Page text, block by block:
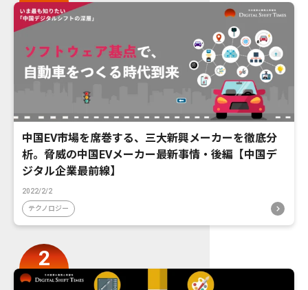
中国EV市場を席巻する、三大新興メーカーを徹底分
析。脅威の中国EVメーカー最新事情・後編【中国デ
ジタル企業最前線】
2022/2/2
テクノロジー